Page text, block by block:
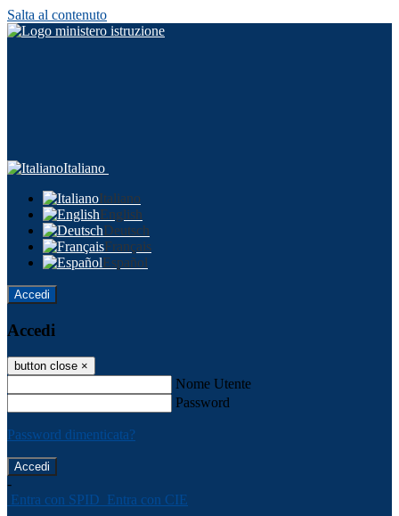
Salta al contenuto
Italiano
Italiano
English
Deutsch
Français
Español
Accedi
Accedi
button close ×
Nome Utente
Password
Password dimenticata?
-
Entra con SPID Entra con CIE